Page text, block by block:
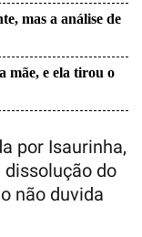
mas a análise de
mãe, e ela tirou o
por Isaurinha,
do
não duvida